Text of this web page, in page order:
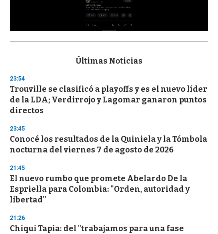
s
d
s
o
f
3
s
e
c
o
d
s
Últimas Noticias
23:54
Trouville se clasificó a playoffs y es el nuevo líder
de la LDA; Verdirrojo y Lagomar ganaron puntos
directos
23:45
Conocé los resultados de la Quiniela y la Tómbola
nocturna del viernes 7 de agosto de 2026
21:45
El nuevo rumbo que promete Abelardo De la
Espriella para Colombia: "Orden, autoridad y
libertad"
21:26
Chiqui Tapia: del "trabajamos para una fase